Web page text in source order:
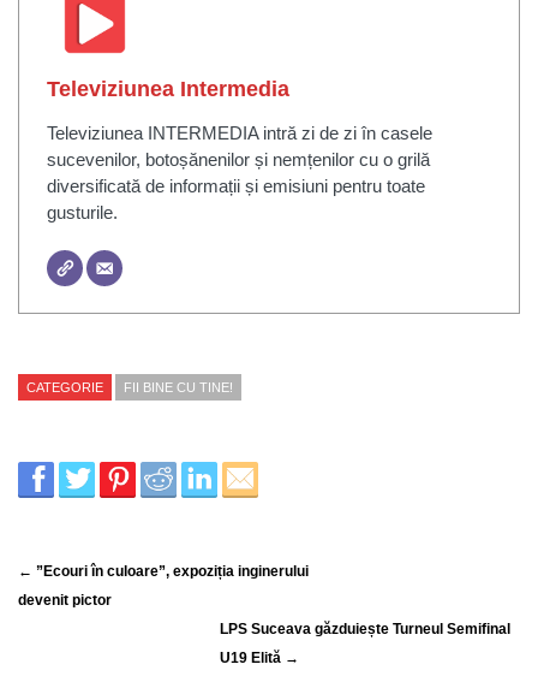
Televiziunea Intermedia
Televiziunea INTERMEDIA intră zi de zi în casele
sucevenilor, botoșănenilor și nemțenilor cu o grilă
diversificată de informații și emisiuni pentru toate
gusturile.
CATEGORIE FII BINE CU TINE!
← ”Ecouri în culoare”, expoziția inginerului
devenit pictor
LPS Suceava găzduiește Turneul Semifinal
U19 Elită →